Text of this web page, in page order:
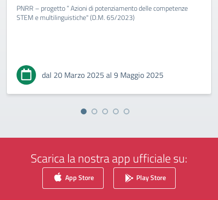
PNRR – progetto ” Azioni di potenziamento delle competenze
STEM e multilinguistiche" (D.M. 65/2023)
dal 20 Marzo 2025 al 9 Maggio 2025
Scarica la nostra app ufficiale su:
App Store Play Store